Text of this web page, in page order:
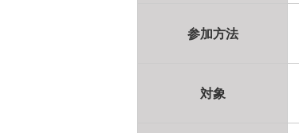
参加方法
対象